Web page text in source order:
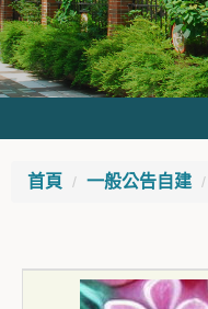
首頁 一般公告自建